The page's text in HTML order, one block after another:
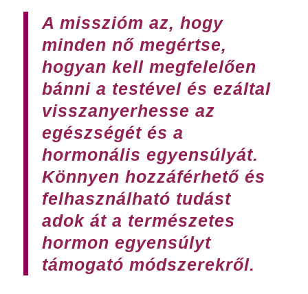
A misszióm az, hogy
minden nő megértse,
hogyan kell megfelelően
bánni a testével és ezáltal
visszanyerhesse az
egészségét és a
hormonális egyensúlyát.
Könnyen hozzáférhető és
felhasználható tudást
adok át a természetes
hormon egyensúlyt
támogató módszerekről.